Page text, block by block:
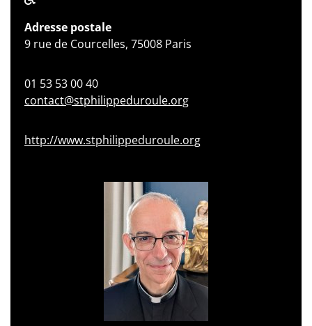
Adresse postale
9 rue de Courcelles, 75008 Paris
01 53 53 00 40
contact@stphilippeduroule.org
http://www.stphilippeduroule.org